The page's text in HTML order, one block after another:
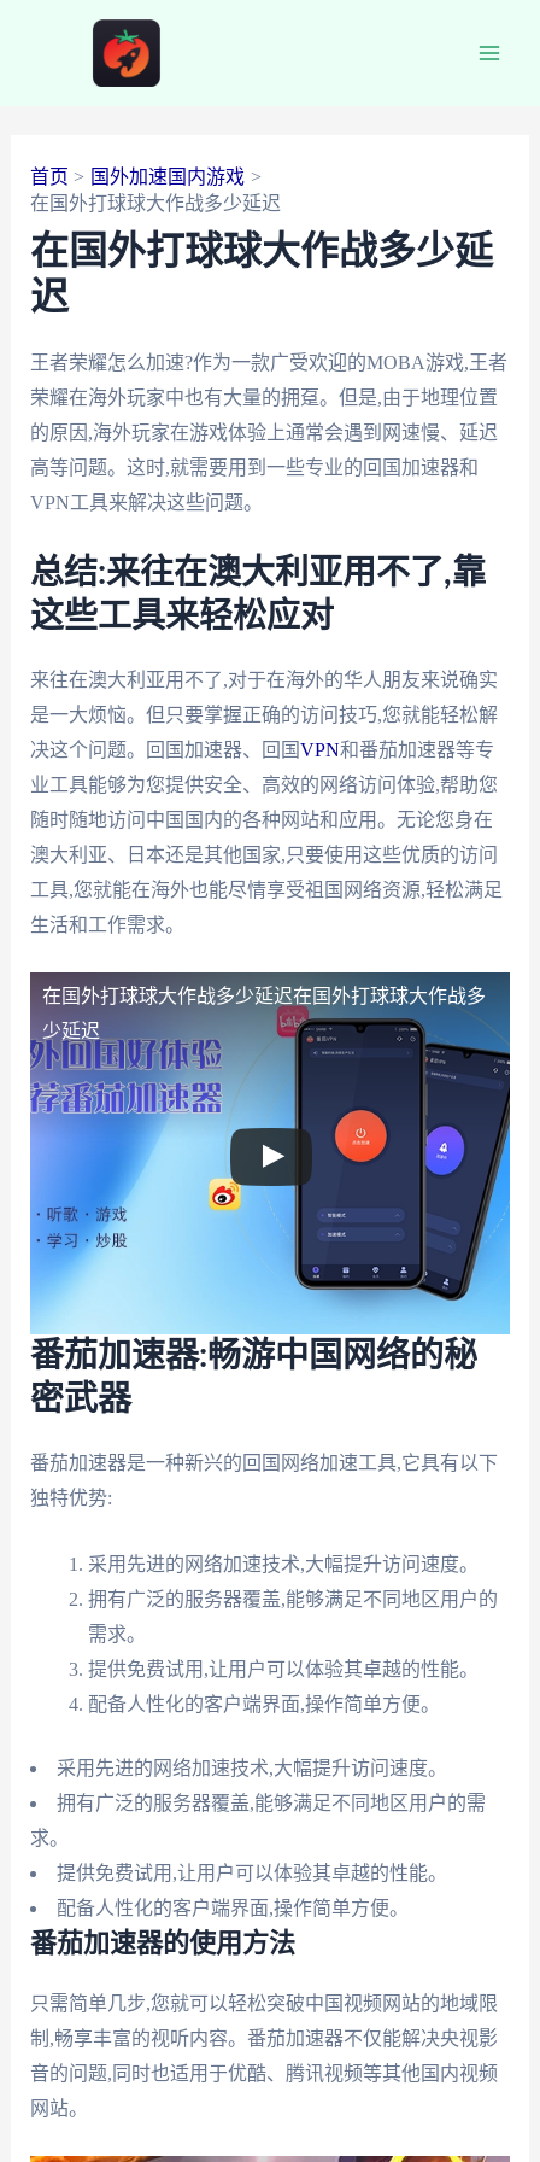
首页
国外加速国内游戏
在国外打球球大作战多少延迟
在国外打球球大作战多少延
迟
王者荣耀怎么加速?作为一款广受欢迎的MOBA游戏,王者
荣耀在海外玩家中也有大量的拥趸。但是,由于地理位置
的原因,海外玩家在游戏体验上通常会遇到网速慢、延迟
高等问题。这时,就需要用到一些专业的回国加速器和
VPN工具来解决这些问题。
总结:来往在澳大利亚用不了,靠
这些工具来轻松应对
来往在澳大利亚用不了,对于在海外的华人朋友来说确实
是一大烦恼。但只要掌握正确的访问技巧,您就能轻松解
决这个问题。回国加速器、回国VPN和番茄加速器等专
业工具能够为您提供安全、高效的网络访问体验,帮助您
随时随地访问中国国内的各种网站和应用。无论您身在
澳大利亚、日本还是其他国家,只要使用这些优质的访问
工具,您就能在海外也能尽情享受祖国网络资源,轻松满足
生活和工作需求。
在国外打球球大作战多少延迟在国外打球球大作战多
少延迟
番茄加速器:畅游中国网络的秘
密武器
番茄加速器是一种新兴的回国网络加速工具,它具有以下
独特优势:
采用先进的网络加速技术,大幅提升访问速度。
拥有广泛的服务器覆盖,能够满足不同地区用户的
需求。
提供免费试用,让用户可以体验其卓越的性能。
配备人性化的客户端界面,操作简单方便。
采用先进的网络加速技术,大幅提升访问速度。
拥有广泛的服务器覆盖,能够满足不同地区用户的需
求。
提供免费试用,让用户可以体验其卓越的性能。
配备人性化的客户端界面,操作简单方便。
番茄加速器的使用方法
只需简单几步,您就可以轻松突破中国视频网站的地域限
制,畅享丰富的视听内容。番茄加速器不仅能解决央视影
音的问题,同时也适用于优酷、腾讯视频等其他国内视频
网站。